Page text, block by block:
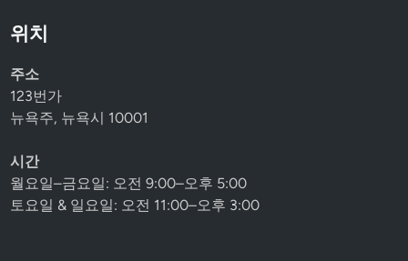
위치
주소
123번가
뉴욕주, 뉴욕시 10001
시간
월요일–금요일: 오전 9:00–오후 5:00
토요일 & 일요일: 오전 11:00–오후 3:00